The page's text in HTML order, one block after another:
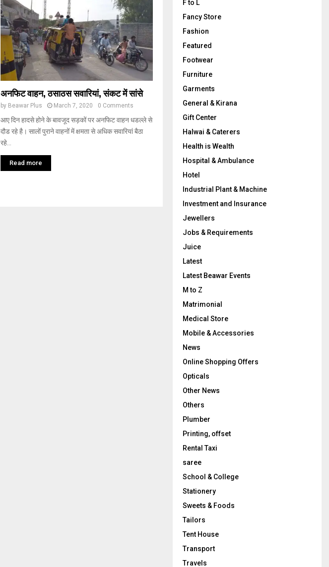
अनफिट वाहन, ठसाठस सवारियां, संकट में सांसे
by Beawar Plus March 7, 2020 0 Comments
आए दिन हादसे होने के बावजूद सड़कों पर अनफिट वाहन धडल्ले से
दौड रहे है। सालों पुराने वाहनों में क्षमता से अधिक सवारियां बैठा
रहे...
Read more
F to L
Fancy Store
Fashion
Featured
Footwear
Furniture
Garments
General & Kirana
Gift Center
Halwai & Caterers
Health is Wealth
Hospital & Ambulance
Hotel
Industrial Plant & Machine
Investment and Insurance
Jewellers
Jobs & Requirements
Juice
Latest
Latest Beawar Events
M to Z
Matrimonial
Medical Store
Mobile & Accessories
News
Online Shopping Offers
Opticals
Other News
Others
Plumber
Printing, offset
Rental Taxi
saree
School & College
Stationery
Sweets & Foods
Tailors
Tent House
Transport
Travels